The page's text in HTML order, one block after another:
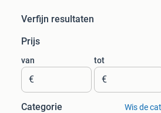
Verfijn resultaten
Prijs
van
€
tot
€
Categorie Wis de